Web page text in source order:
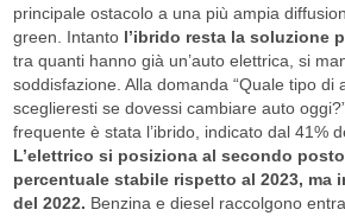
principale ostacolo a una più ampia
green. Intanto l’ibrido resta la soluzione
tra quanti hanno già un’auto elettrica, si
soddisfazione. Alla domanda “Quale tipo di
sceglieresti se dovessi cambiare auto
frequente è stata l’ibrido, indicato dal 41%
L’elettrico si posiziona al secondo
percentuale stabile rispetto al 2023, ma
del 2022. Benzina e diesel raccolgono